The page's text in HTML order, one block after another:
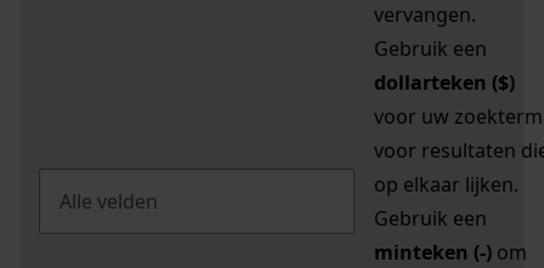
vervangen.
Gebruik een
dollarteken ($)
voor uw zoekterm
voor resultaten
op elkaar lijken.
Gebruik een
minteken (-) om